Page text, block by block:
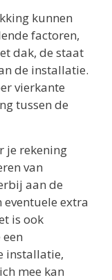
kunnen
factoren,
dak, de staat
de installatie.
vierkante
tussen de
je rekening
van
aan de
extra
is ook
installatie,
mee kan